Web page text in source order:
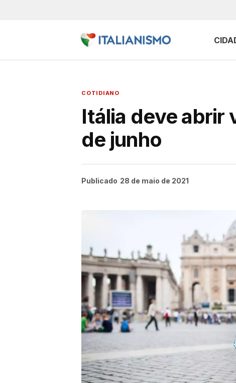
COTIDIANO
Itália deve abrir
de junho
Publicado 28 de maio de 2021